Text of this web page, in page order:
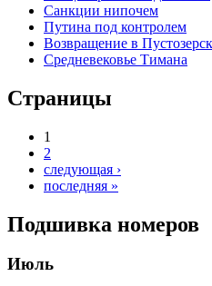
Санкции нипочем
Путина под контролем
Возвращение в Пустозерск
Средневековье Тимана
Страницы
1
2
следующая ›
последняя »
Подшивка номеров
Июль